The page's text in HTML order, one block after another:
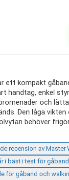
ett kompakt
handtag, enkel
och
Den låga
behöver
recension av Master
i bäst i test för
för gåband och